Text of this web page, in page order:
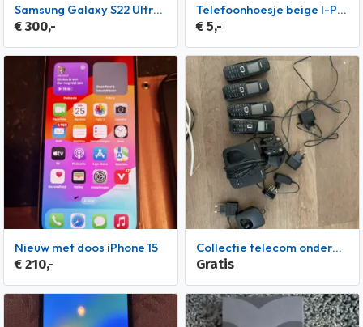
Samsung Galaxy S22 Ultra 256 GB
€ 300,-
Telefoonhoesje beige I-Phone XS
€ 5,-
Nieuw met doos iPhone 15
€ 210,-
Collectie telecom onderdelen
Gratis